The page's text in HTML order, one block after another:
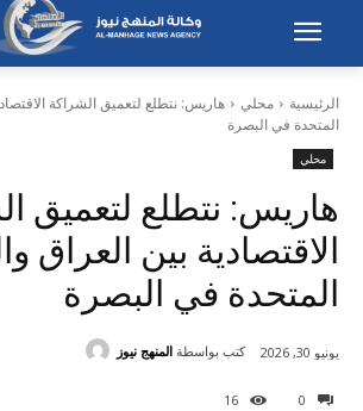
الرئيسية محلي
هاريس: نتطلع لتعميق الشراكة
المتحدة في البصرة
محلي
هاريس: نتطلع لتعميق
الاقتصادية بين العراق
المتحدة في البصرة
0
16
يونيو 30, 2026 كتب بواسطة المنهج نيوز